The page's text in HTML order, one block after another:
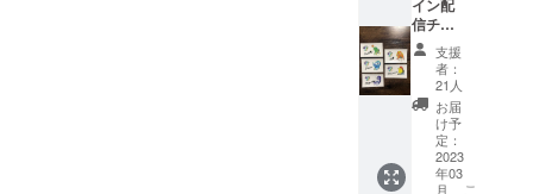
ンダム
に1枚お
届けし
ます。
※ご希望
するス
テッ
カーが
ござい
ました
イン配
信チ
ケット
＋
HikariA
RTス
テッ
カー＋
感謝の
お手紙
支援
者：
21人
お届
け予
定：
2023
年03
月
こ